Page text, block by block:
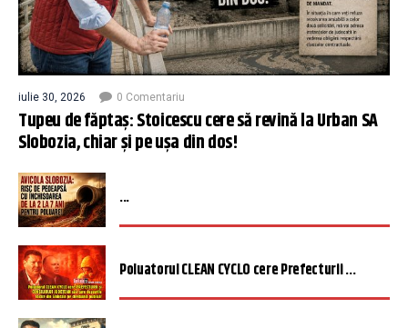
iulie 30, 2026 0 Comentariu
Tupeu de făptaș: Stoicescu cere să revină la Urban SA
Slobozia, chiar și pe ușa din dos!
...
Poluatorul CLEAN CYCLO cere Prefecturii ...